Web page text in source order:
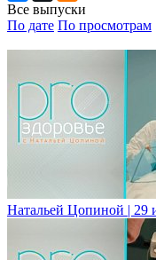
Все выпуски
По дате По просмотрам
Натальей Цопиной | 29